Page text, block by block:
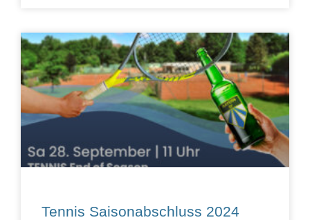
Tennis Saisonabschluss 2024